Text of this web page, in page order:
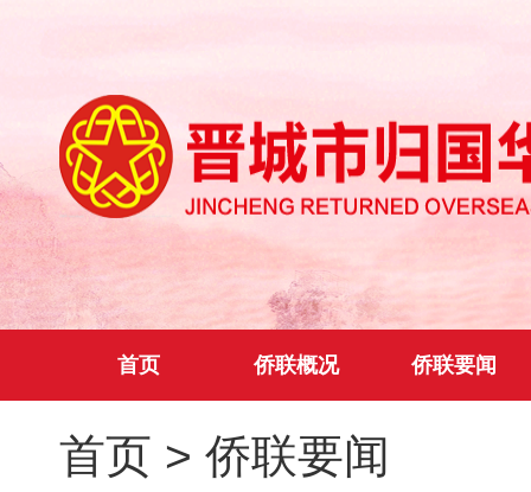
首页 侨联概况 侨联要闻
首页 > 侨联要闻